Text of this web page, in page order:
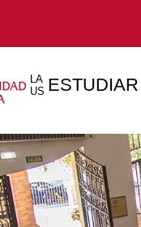
LA
US ESTUDIAR